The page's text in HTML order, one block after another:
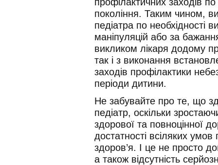
покоління. Таким чином,
педіатра по необхідності
маніпуляцій або за
викликом лікаря додому
так і з виконання
заходів профілактики
періоди дитини.
Не забувайте про те, що
педіатр, оскільки
здорової та повноцінної
достатності всіляких умов
здоров’я. І це не просто
а також відсутність